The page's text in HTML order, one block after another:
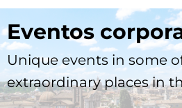
Eventos
Unique events in some
extraordinary places in